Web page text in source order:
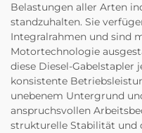
Belastungen aller Arten
standzuhalten. Sie
Integralrahmen und sind
Motortechnologie
diese Diesel-Gabelstapler
konsistente
unebenem Untergrund
anspruchsvollen
strukturelle Stabilität und